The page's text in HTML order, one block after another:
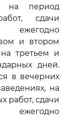
на период
сдачи
и втором
третьем и
дней.
в вечерних
на
работ, сдачи